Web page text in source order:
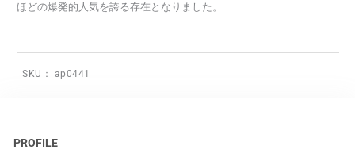
ほどの爆発的人気を誇る存在となりました。
SKU： ap0441
PROFILE